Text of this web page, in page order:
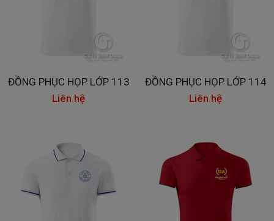
ĐỒNG PHỤC HỌP LỚP 113
Liên hệ
ĐỒNG PHỤC HỌP LỚP 114
Liên hệ